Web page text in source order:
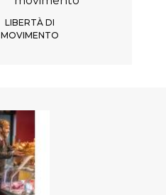
LIBERTÀ DI
MOVIMENTO